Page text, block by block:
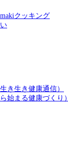
クッキング
き生き健康通信）
始まる健康づくり）